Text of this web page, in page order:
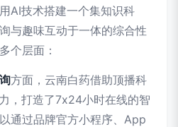
AI技术搭建一个集知识科
与趣味互动于一体的综合性
个层面：
方面，云南白药借助顶播科
，打造了7x24小时在线的智
通过品牌官方小程序、App